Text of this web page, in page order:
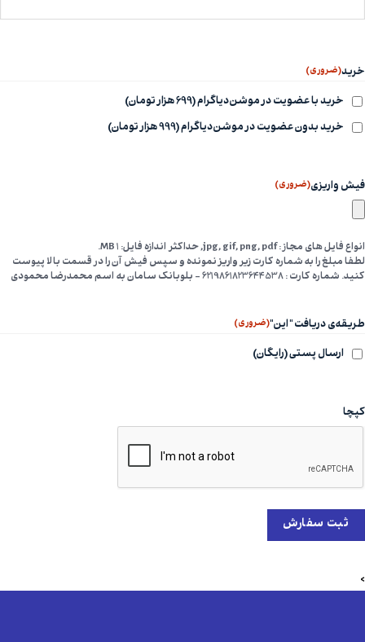
خرید(ضروری)
خرید با عضویت در موشن‌دیاگرام (699 هزار تومان)
خرید بدون عضویت در موشن‌دیاگرام (999 هزار تومان)
فیش واریزی(ضروری)
انواع فایل های مجاز : jpg, gif, png, pdf, حداکثر اندازه فایل: 1 MB.
لطفا مبلغ را به شماره کارت زیر واریز نمونده و سپس فیش آن را در قسمت بالا پیوست
کنید. شماره کارت : 6219861823644538 - بلو‌بانک سامان به اسم محمدرضا محمودی
طریقه‌ی دریافت "این"(ضروری)
ارسال پستی (رایگان)
کپچا
>